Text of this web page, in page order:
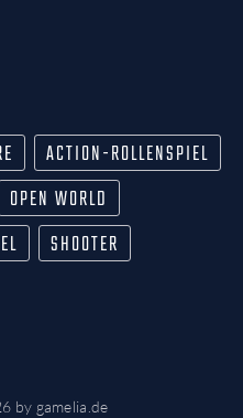
ACTION-ROLLENSPIEL
OPEN WORLD
SHOOTER
by gamelia.de